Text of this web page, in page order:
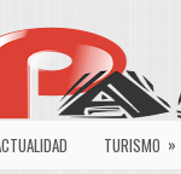
TURISMO »